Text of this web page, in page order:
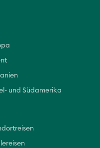
und Südamerika